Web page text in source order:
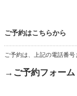
ご予約はこちらから
ご予約は、上記の電話番
→ご予約フォーム